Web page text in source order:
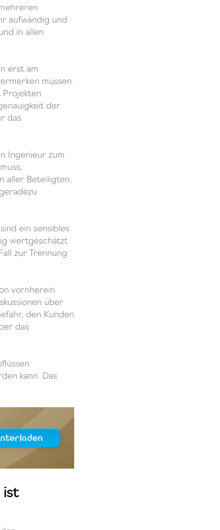
aufwändig und
in allen
erst am
müssen.
Projekten
der
das
Ingenieur zum
aller Beteiligten.
ein sensibles
wertgeschätzt
zur Trennung
vornherein
über
den Kunden
das
kann. Das
ist